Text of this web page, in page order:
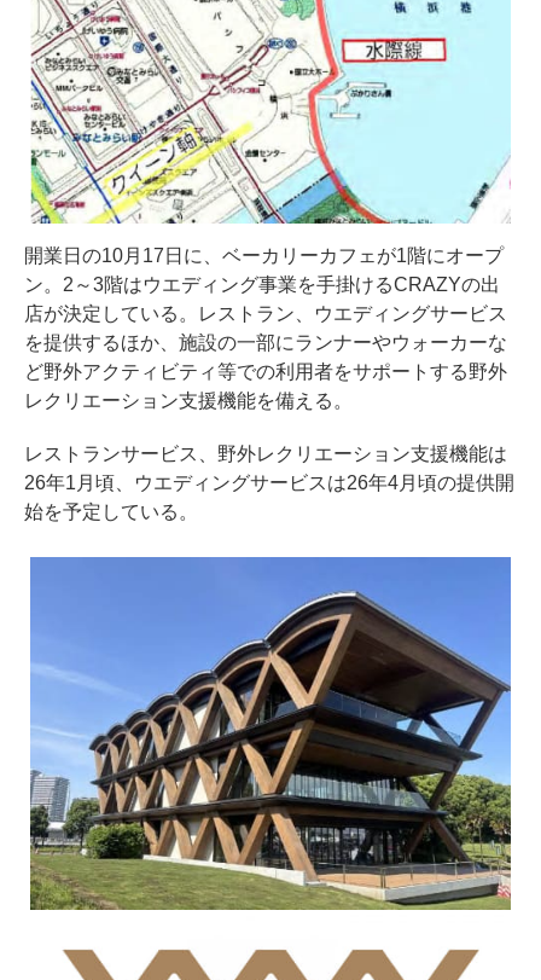
開業日の10月17日に、ベーカリーカフェが1階にオープ
ン。2～3階はウエディング事業を手掛けるCRAZYの出
店が決定している。レストラン、ウエディングサービス
を提供するほか、施設の一部にランナーやウォーカーな
ど野外アクティビティ等での利用者をサポートする野外
レクリエーション支援機能を備える。
レストランサービス、野外レクリエーション支援機能は
26年1月頃、ウエディングサービスは26年4月頃の提供開
始を予定している。